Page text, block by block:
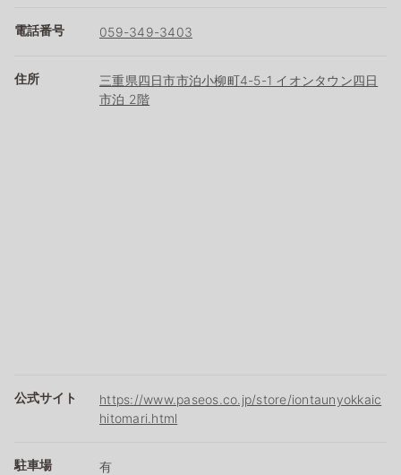
電話番号 059-349-3403
住所
三重県四日市市泊小柳町4-5-1 イオンタウン四日
市泊 2階
公式サイト
https://www.paseos.co.jp/store/iontaunyokkaic
hitomari.html
駐車場 有